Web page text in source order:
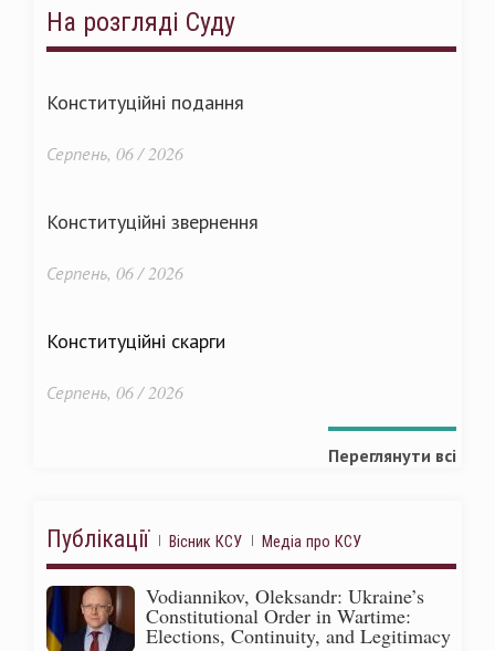
На розгляді Суду
Конституційні подання
Серпень, 06 / 2026
Конституційні звернення
Серпень, 06 / 2026
Конституційні скарги
Серпень, 06 / 2026
Переглянути всі
Публікації Вісник КСУ Медіа про КСУ
Vodiannikov, Oleksandr: Ukraine’s
Constitutional Order in Wartime:
Elections, Continuity, and Legitimacy